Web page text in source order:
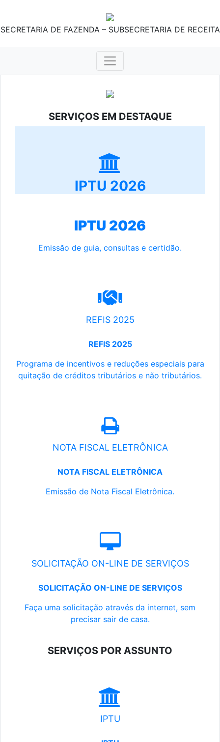
SECRETARIA DE FAZENDA – SUBSECRETARIA DE RECEITA
SERVIÇOS EM DESTAQUE
IPTU 2026
IPTU 2026
Emissão de guia, consultas e certidão.
REFIS 2025
REFIS 2025
Programa de incentivos e reduções especiais para
quitação de créditos tributários e não tributários.
NOTA FISCAL ELETRÔNICA
NOTA FISCAL ELETRÔNICA
Emissão de Nota Fiscal Eletrônica.
SOLICITAÇÃO ON-LINE DE SERVIÇOS
SOLICITAÇÃO ON-LINE DE SERVIÇOS
Faça uma solicitação através da internet, sem
precisar sair de casa.
SERVIÇOS POR ASSUNTO
IPTU